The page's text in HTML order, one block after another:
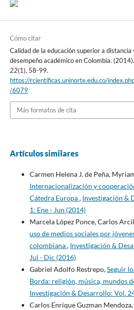
Cómo citar
Calidad de la educación superior a
desempeño académico en Colombia. (2014).
22(1), 58-99.
https://rcientificas.uninorte.edu.co/
/6079
Más formatos de cita
Artículos similares
Carmen Helena J. de Peña,
Internacionalización y
Cátedra Europa, Investigación &
1: Ene - Jun (2014)
Marcela López Ponce, Carlos
uso de medios sociales por
colombiana, Investigación &
Jul - Dic (2016)
Gabriel Adolfo Restrepo,Seguir
Borda: religión, música, mundos
Investigación & Desarrollo: Vol.
Carlos Enrique Guzman